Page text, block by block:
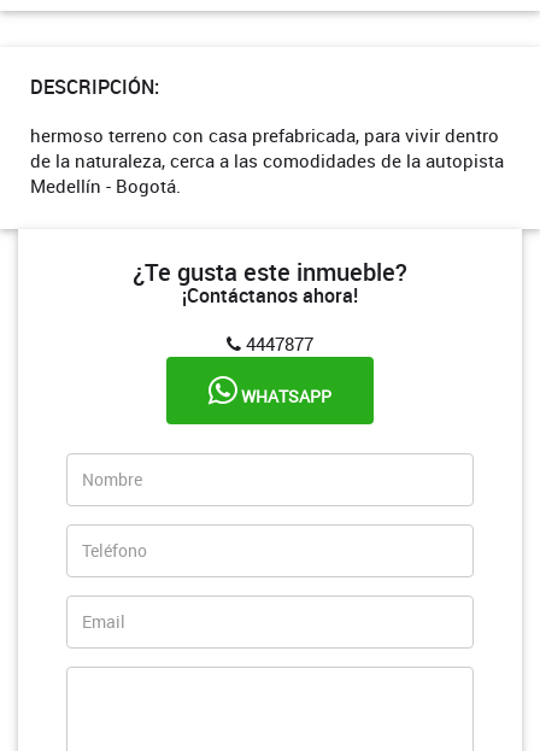
DESCRIPCIÓN:
hermoso terreno con casa prefabricada, para vivir dentro
de la naturaleza, cerca a las comodidades de la autopista
Medellín - Bogotá.
¿Te gusta este inmueble?
¡Contáctanos ahora!
4447877
WHATSAPP